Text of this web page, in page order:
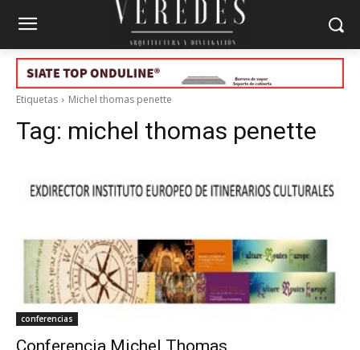
Etiquetas Michel thomas penette
Tag: michel thomas penette
conferencias
Conferencia Michel Thomas